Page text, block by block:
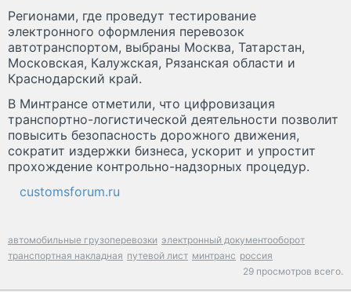
Регионами, где проведут тестирование
электронного оформления перевозок
автотранспортом, выбраны Москва, Татарстан,
Московская, Калужская, Рязанская области и
Краснодарский край.
В Минтрансе отметили, что цифровизация
транспортно-логистической деятельности позволит
повысить безопасность дорожного движения,
сократит издержки бизнеса, ускорит и упростит
прохождение контрольно-надзорных процедур.
customsforum.ru
автомобильные грузоперевозки электронный документооборот
транспортная накладная путевой лист минтранс россия
29 просмотров всего.